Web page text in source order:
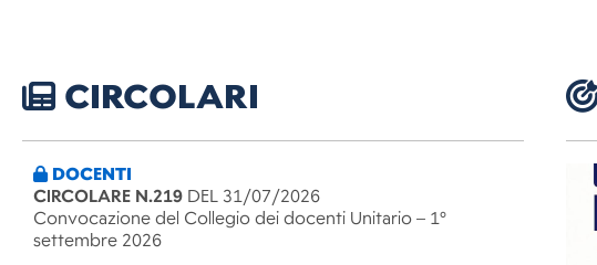
CIRCOLARI
DOCENTI
CIRCOLARE N.219 DEL 31/07/2026
Convocazione del Collegio dei docenti Unitario – 1°
settembre 2026